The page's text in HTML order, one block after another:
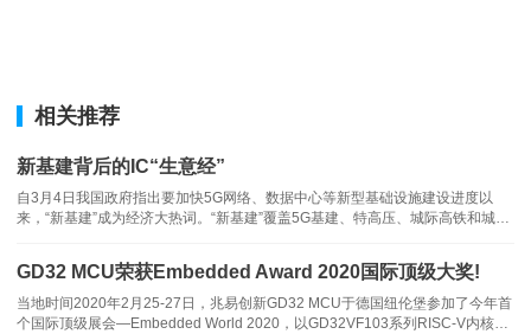
相关推荐
新基建背后的IC“生意经”
自3月4日我国政府指出要加快5G网络、数据中心等新型基础设施建设进度以
来，“新基建”成为经济大热词。“新基建”覆盖5G基建、特高压、城际高铁和城市
完全可以用硬核科技四个字来概括，而处于最上游的半导体业又将如何厉兵秣
马?为何是新基建
GD32 MCU荣获Embedded Award 2020国际顶级大奖!
当地时间2020年2月25-27日，兆易创新GD32 MCU于德国纽伦堡参加了今年首
个国际顶级展会—Embedded World 2020，以GD32VF103系列RISC-V内核